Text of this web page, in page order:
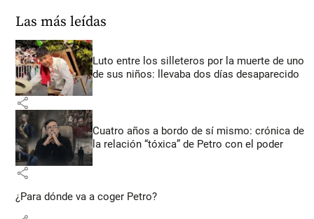
Las más leídas
Luto entre los silleteros por la muerte de uno
de sus niños: llevaba dos días desaparecido
share
Cuatro años a bordo de sí mismo: crónica de
la relación “tóxica” de Petro con el poder
share
¿Para dónde va a coger Petro?